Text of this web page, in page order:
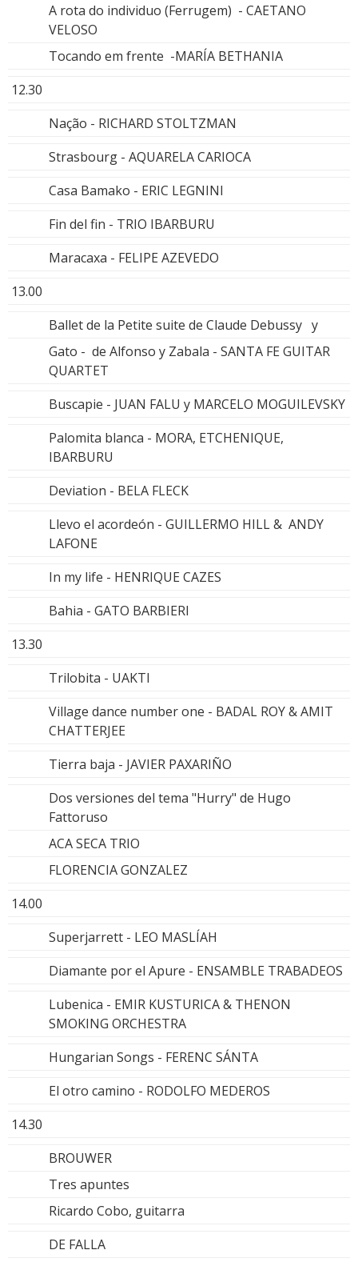
A rota do individuo (Ferrugem) - CAETANO
VELOSO
Tocando em frente -MARÍA BETHANIA
12.30
Nação - RICHARD STOLTZMAN
Strasbourg - AQUARELA CARIOCA
Casa Bamako - ERIC LEGNINI
Fin del fin - TRIO IBARBURU
Maracaxa - FELIPE AZEVEDO
13.00
Ballet de la Petite suite de Claude Debussy y
Gato - de Alfonso y Zabala - SANTA FE GUITAR
QUARTET
Buscapie - JUAN FALU y MARCELO MOGUILEVSKY
Palomita blanca - MORA, ETCHENIQUE,
IBARBURU
Deviation - BELA FLECK
Llevo el acordeón - GUILLERMO HILL & ANDY
LAFONE
In my life - HENRIQUE CAZES
Bahia - GATO BARBIERI
13.30
Trilobita - UAKTI
Village dance number one - BADAL ROY & AMIT
CHATTERJEE
Tierra baja - JAVIER PAXARIÑO
Dos versiones del tema "Hurry" de Hugo
Fattoruso
ACA SECA TRIO
FLORENCIA GONZALEZ
14.00
Superjarrett - LEO MASLÍAH
Diamante por el Apure - ENSAMBLE TRABADEOS
Lubenica - EMIR KUSTURICA & THENON
SMOKING ORCHESTRA
Hungarian Songs - FERENC SÁNTA
El otro camino - RODOLFO MEDEROS
14.30
BROUWER
Tres apuntes
Ricardo Cobo, guitarra
DE FALLA